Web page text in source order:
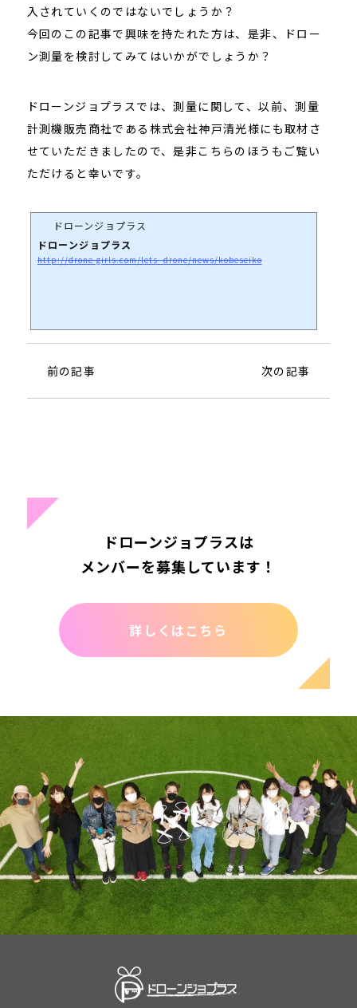
入されていくのではないでしょうか？
今回のこの記事で興味を持たれた方は、是非、ドロー
ン測量を検討してみてはいかがでしょうか？
ドローンジョプラスでは、測量に関して、以前、測量
計測機販売商社である株式会社神戸清光様にも取材さ
せていただきましたので、是非こちらのほうもご覧い
ただけると幸いです。
ドローンジョプラス
ドローンジョプラス
http://drone-girls.com/lets_drone/news/kobeseiko
前の記事 次の記事
ドローンジョプラスは
メンバーを募集しています！
詳しくはこちら